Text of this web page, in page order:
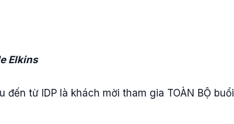
Elkins
đến từ IDP là khách mời tham gia TOÀN BỘ buổi